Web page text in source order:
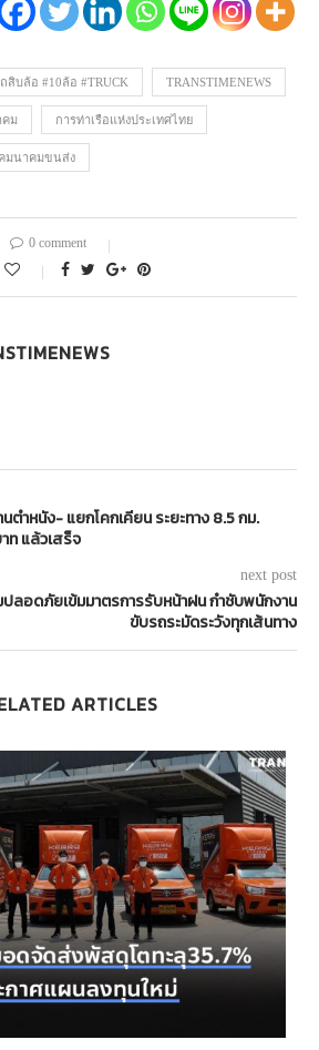
สิบล้อ #10ล้อ #TRUCK TRANSTIMENEWS
คม การท่าเรือแห่งประเทศไทย
คมนาคมขนส่ง
0 comment
ำหนัง- แยกโคกเคียน ระยะทาง 8.5 กม.
ท แล้วเสร็จ
next post
ปลอดภัยเข้มมาตรการรับหน้าฝน กำชับพนักงาน
ขับรถระมัดระวังทุกเส้นทาง
ARTICLES